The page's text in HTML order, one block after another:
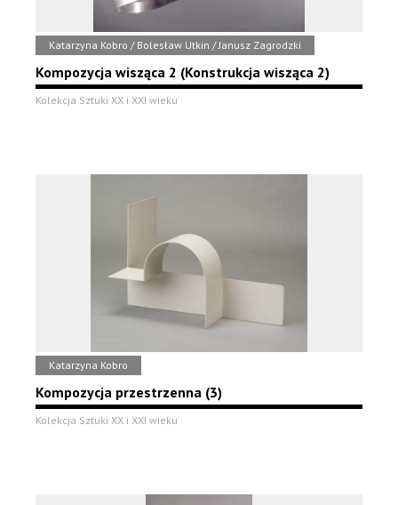
Katarzyna Kobro / Bolesław Utkin / Janusz Zagrodzki
Kompozycja wisząca 2 (Konstrukcja wisząca 2)
Kolekcja Sztuki XX i XXI wieku
Katarzyna Kobro
Kompozycja przestrzenna (3)
Kolekcja Sztuki XX i XXI wieku